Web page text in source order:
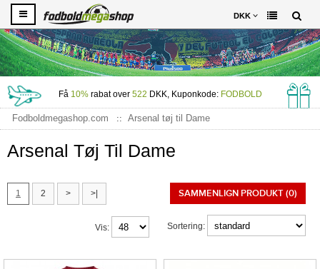
DKK
Få 10%rabat over 522 DKK, Kuponkode: FODBOLD
Fodboldmegashop.com Arsenal tøj til Dame
Arsenal Tøj Til Dame
1 2 > >| SAMMENLIGN PRODUKT (0)
Sortering:
Vis: